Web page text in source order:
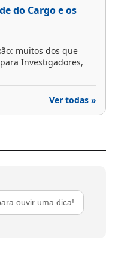
do Cargo e os
muitos dos que
Investigadores,
Ver todas »
ouvir uma dica!